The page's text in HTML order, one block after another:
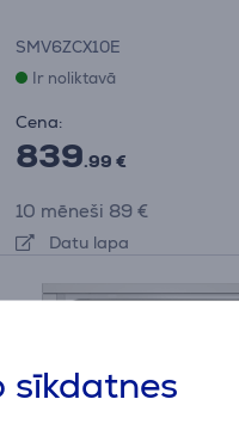
sīkdatnes
SMV6ZCX10E
Ir noliktavā
Cena:
839.99 €
10 mēneši 89 €
Datu lapa